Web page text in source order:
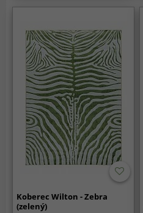
Koberec Wilton - Zebra
(zelený)